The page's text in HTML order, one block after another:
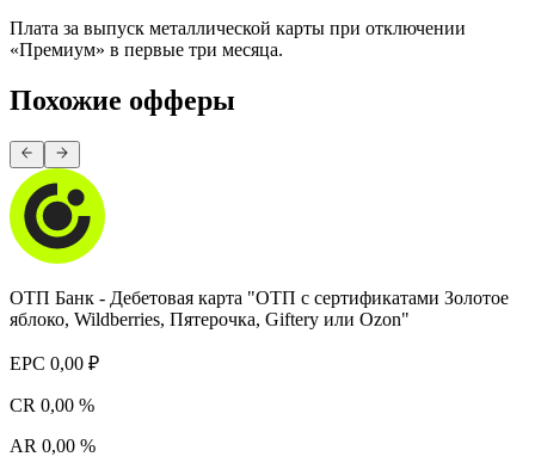
Плата за выпуск металлической карты при отключении
«Премиум» в первые три месяца.
Похожие офферы
ОТП Банк - Дебетовая карта "ОТП с сертификатами Золотое
яблоко, Wildberries, Пятерочка, Giftery или Ozon"
EPC 0,00 ₽
CR 0,00 %
AR 0,00 %